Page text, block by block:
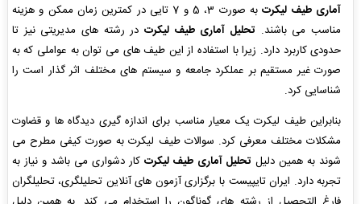
آماری طیف لیکرت
به صورت 3، 5 و 7 تایی در کمترین زمان ممکن و هزینه
مناسب می باشند. تحلیل آماری طیف لیکرت در رشته های مدیریتی نیز تا
حدودی کاربرد دارد. زیرا با استفاده از این طیف های می توان به عواملی که به
صورت غیر مستقیم بر عملکرد جامعه و سیستم های مختلف اثر گذار است را
شناسایی کرد.
بنابراین طیف لیکرت یک معیار مناسب برای اندازه گیری دیدگاه ها و قضاوت
مشکلات مختلف معرفی کرد. سوالات طیف لیکرت به صورت کیفی مطرح می
شوند به همین دلیل تحلیل آماری طیف لیکرت کار دشواری می باشد و نیاز به
تجربه دارد. ایران تایپیست با برگزاری آزمون های آنلاین تحلیلگری، تحلیلگران